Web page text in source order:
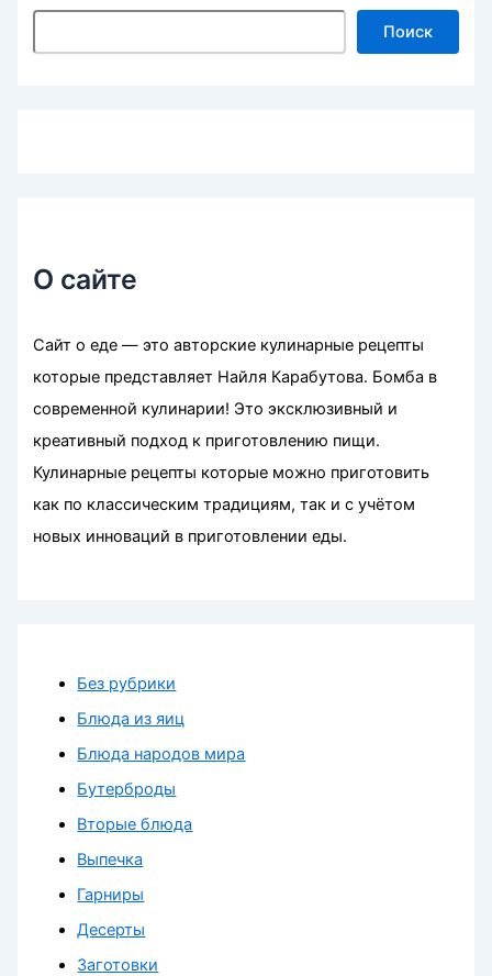
Поиск
О сайте
Сайт о еде — это авторские кулинарные рецепты
которые представляет Найля Карабутова. Бомба в
современной кулинарии! Это эксклюзивный и
креативный подход к приготовлению пищи.
Кулинарные рецепты которые можно приготовить
как по классическим традициям, так и с учётом
новых инноваций в приготовлении еды.
Без рубрики
Блюда из яиц
Блюда народов мира
Бутерброды
Вторые блюда
Выпечка
Гарниры
Десерты
Заготовки